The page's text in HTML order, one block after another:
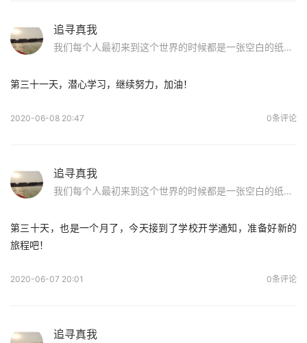
追寻真我
我们每个人最初来到这个世界的时候都是一张空白的纸，原来儿时玩泥巴的日子才是最美好的！无拘无束，洁白纯净。前辈们的话使我重获信心：如果你染上sy，请不要怕，好好面对他，戒除了，走出这片沼泽地，我们在纯净的蓝天下等你！
第三十一天，潜心学习，继续努力，加油！
2020-06-08 20:47 0条评论
追寻真我
我们每个人最初来到这个世界的时候都是一张空白的纸，原来儿时玩泥巴的日子才是最美好的！无拘无束，洁白纯净。前辈们的话使我重获信心：如果你染上sy，请不要怕，好好面对他，戒除了，走出这片沼泽地，我们在纯净的蓝天下等你！
第三十天，也是一个月了，今天接到了学校开学通知，准备好新的
旅程吧！
2020-06-07 20:01 0条评论
追寻真我